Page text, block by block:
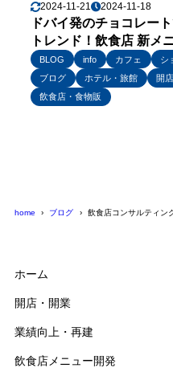
2024-11-21 2024-11-18
ドバイ発のチョコレー
トレンド！飲食店 新メ
BLOG info カフェ
シ
ブログ
ホテル・旅館 開
飲食店・食物販
home ブログ 飲食店コンサルティン
ホーム
開店・開業
業績向上・再建
飲食店メニュー開発